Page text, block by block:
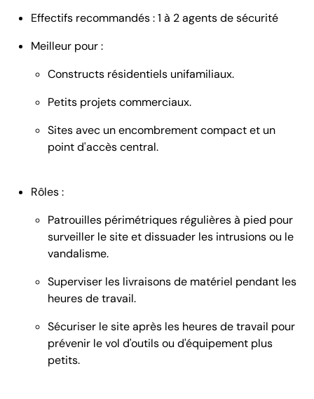
Effectifs recommandés : 1 à 2 agents de sécurité
Meilleur pour :
Constructs résidentiels unifamiliaux.
Petits projets commerciaux.
Sites avec un encombrement compact et un
point d'accès central.
Rôles :
Patrouilles périmétriques régulières à pied pour
surveiller le site et dissuader les intrusions ou le
vandalisme.
Superviser les livraisons de matériel pendant les
heures de travail.
Sécuriser le site après les heures de travail pour
prévenir le vol d'outils ou d'équipement plus
petits.